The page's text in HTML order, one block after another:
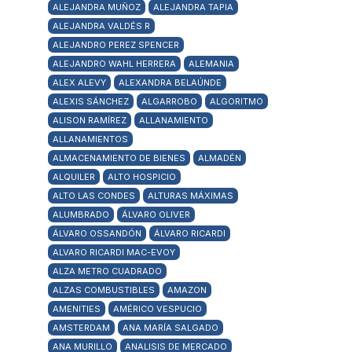
ALEJANDRA MUÑOZ
ALEJANDRA TAPIA
ALEJANDRA VALDÉS R
ALEJANDRO PEREZ SPENCER
ALEJANDRO WAHL HERRERA
ALEMANIA
ALEX ALEVY
ALEXANDRA BELAÚNDE
ALEXIS SÁNCHEZ
ALGARROBO
ALGORITMO
ALISON RAMÍREZ
ALLANAMIENTO
ALLANAMIENTOS
ALMACENAMIENTO DE BIENES
ALMADÉN
ALQUILER
ALTO HOSPICIO
ALTO LAS CONDES
ALTURAS MÁXIMAS
ALUMBRADO
ÁLVARO OLIVER
ÁLVARO OSSANDÓN
ÁLVARO RICARDI
ALVARO RICARDI MAC-EVOY
ALZA METRO CUADRADO
ALZAS COMBUSTIBLES
AMAZON
AMENITIES
AMÉRICO VESPUCIO
AMSTERDAM
ANA MARÍA SALGADO
ANA MURILLO
ANALISIS DE MERCADO